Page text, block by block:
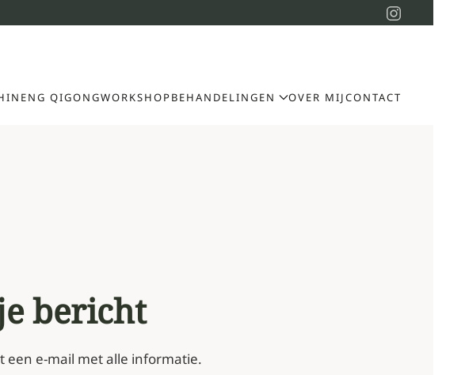
QIGONGWORKSHOPBEHANDELINGEN OVER MIJCONTACT
bericht
een e-mail met alle informatie.